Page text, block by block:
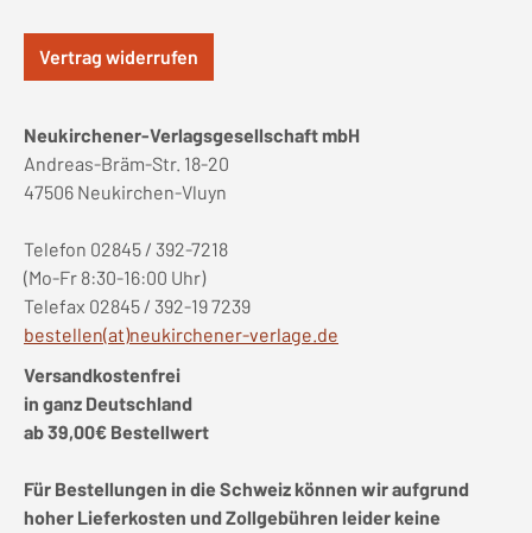
Vertrag widerrufen
Neukirchener-Verlagsgesellschaft mbH
Andreas-Bräm-Str. 18-20
47506 Neukirchen-Vluyn
Telefon 02845 / 392-7218
(Mo-Fr 8:30-16:00 Uhr)
Telefax 02845 / 392-19 7239
bestellen(at)neukirchener-verlage.de
Versandkostenfrei
in ganz Deutschland
ab 39,00€ Bestellwert
Für Bestellungen in die Schweiz können wir aufgrund
hoher Lieferkosten und Zollgebühren leider keine